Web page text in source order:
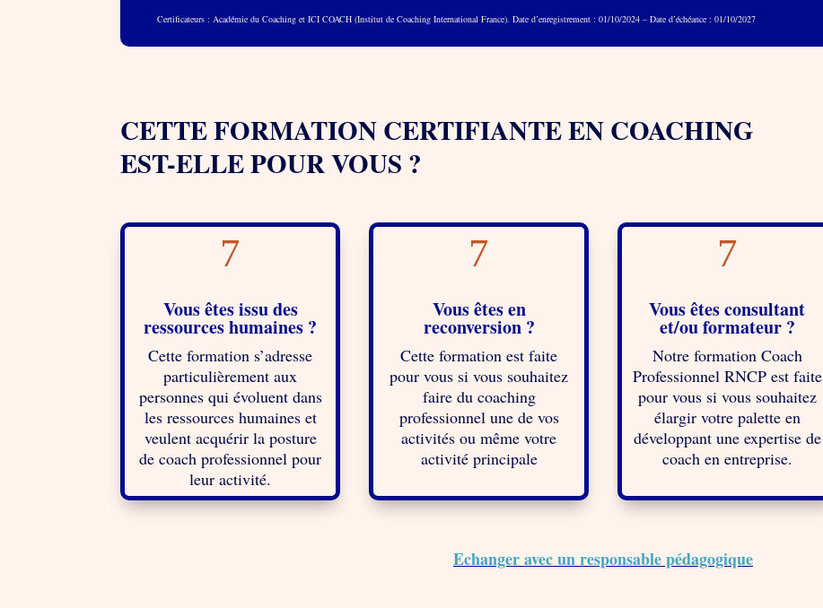
Certificateurs : Académie du Coaching et ICI COACH (Institut de Coaching International France). Date d’enregistrement : 01/10/2024 – Date d’échéance : 01/10/2027
CETTE FORMATION CERTIFIANTE EN COACHING
EST-ELLE POUR VOUS ?
7
Vous êtes issu des
ressources humaines ?
Cette formation s’adresse
particulièrement aux
personnes qui évoluent dans
les ressources humaines et
veulent acquérir la posture
de coach professionnel pour
leur activité.
7
Vous êtes en
reconversion ?
Cette formation est faite
pour vous si vous souhaitez
faire du coaching
professionnel une de vos
activités ou même votre
activité principale
7
Vous êtes consultant
et/ou formateur ?
Notre formation Coach
Professionnel RNCP est faite
pour vous si vous souhaitez
élargir votre palette en
développant une expertise de
coach en entreprise.
Echanger avec un responsable pédagogique